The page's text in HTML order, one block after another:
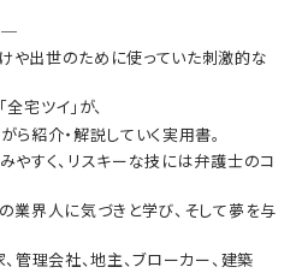
─
や出世のために使っていた刺激的な
宅ツイ」が、
ら紹介・解説していく実用書。
やすく、リスキーな技には弁護士のコ
業界人に気づきと学び、そして夢を与
管理会社、地主、ブローカー、建築